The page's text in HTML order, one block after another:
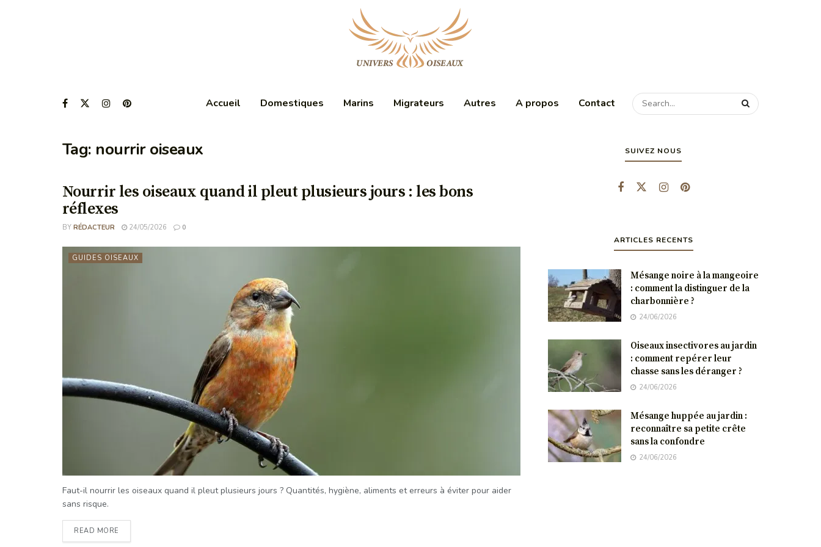
Accueil Domestiques Marins Migrateurs Autres A propos Contact
Tag: nourrir oiseaux
Nourrir les oiseaux quand il pleut plusieurs jours : les bons
réflexes
BY RÉDACTEUR 24/05/2026 0
GUIDES OISEAUX
Faut-il nourrir les oiseaux quand il pleut plusieurs jours ? Quantités, hygiène, aliments et erreurs à éviter pour aider
sans risque.
READ MORE
SUIVEZ NOUS
ARTICLES RECENTS
Mésange noire à la mangeoire
: comment la distinguer de la
charbonnière ?
24/06/2026
Oiseaux insectivores au jardin
: comment repérer leur
chasse sans les déranger ?
24/06/2026
Mésange huppée au jardin :
reconnaître sa petite crête
sans la confondre
24/06/2026